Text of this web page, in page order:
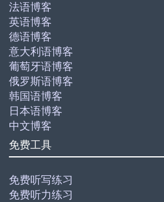
法语博客
英语博客
德语博客
意大利语博客
葡萄牙语博客
俄罗斯语博客
韩国语博客
日本语博客
中文博客
免费工具
免费听写练习
免费听力练习